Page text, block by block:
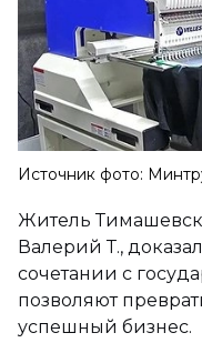
Источник фото:
Житель
Валерий Т.,
сочетании с
позволяют
успешный бизнес.